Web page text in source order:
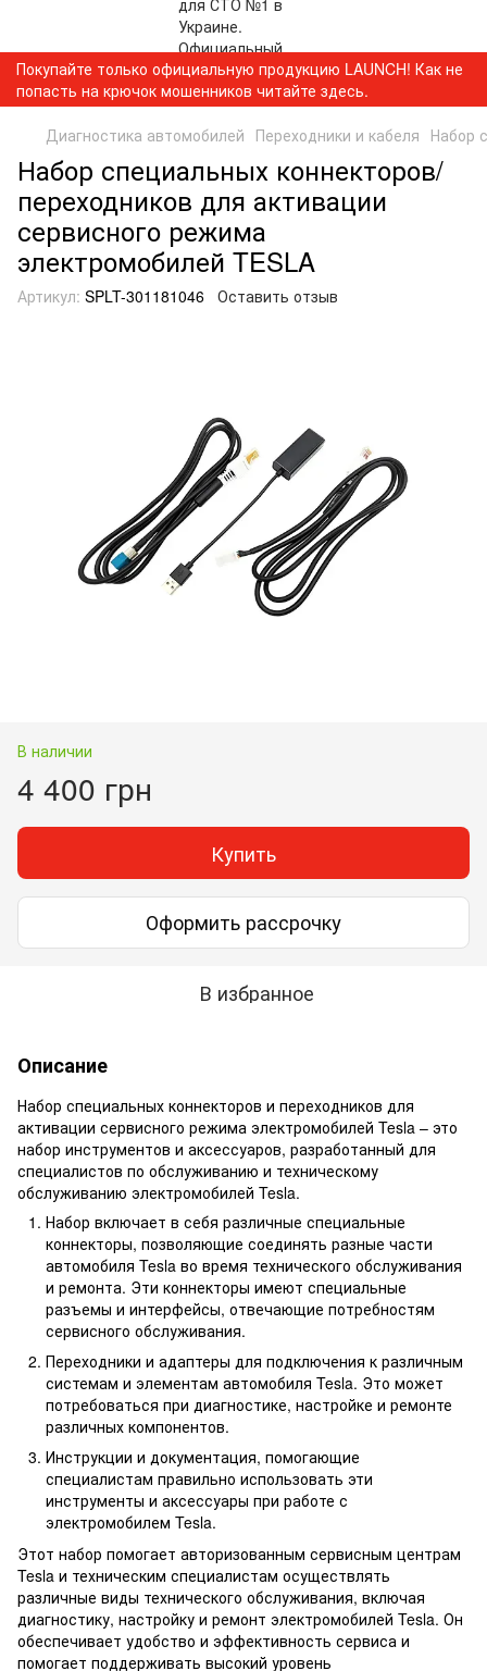
Покупайте только официальную продукцию LAUNCH! Как не
попасть на крючок мошенников читайте здесь.
Диагностика автомобилей Переходники и кабеля Набор
Набор специальных коннекторов/
переходников для активации
сервисного режима
электромобилей TESLA
Артикул: SPLT-301181046 Оставить отзыв
В наличии
4 400 грн
Купить
Оформить рассрочку
В избранное
Описание
Набор специальных коннекторов и переходников для
активации сервисного режима электромобилей Tesla – это
набор инструментов и аксессуаров, разработанный для
специалистов по обслуживанию и техническому
обслуживанию электромобилей Tesla.
Набор включает в себя различные специальные
коннекторы, позволяющие соединять разные части
автомобиля Tesla во время технического обслуживания
и ремонта. Эти коннекторы имеют специальные
разъемы и интерфейсы, отвечающие потребностям
сервисного обслуживания.
Переходники и адаптеры для подключения к различным
системам и элементам автомобиля Tesla. Это может
потребоваться при диагностике, настройке и ремонте
различных компонентов.
Инструкции и документация, помогающие
специалистам правильно использовать эти
инструменты и аксессуары при работе с
электромобилем Tesla.
Этот набор помогает авторизованным сервисным центрам
Tesla и техническим специалистам осуществлять
различные виды технического обслуживания, включая
диагностику, настройку и ремонт электромобилей Tesla. Он
обеспечивает удобство и эффективность сервиса и
помогает поддерживать высокий уровень